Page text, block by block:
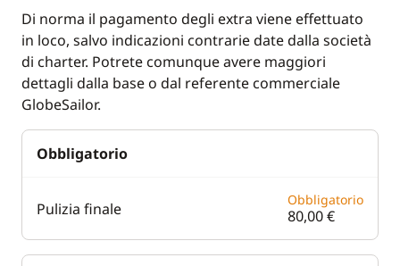
Di norma il pagamento degli extra viene effettuato
in loco, salvo indicazioni contrarie date dalla società
di charter. Potrete comunque avere maggiori
dettagli dalla base o dal referente commerciale
GlobeSailor.
Obbligatorio
Pulizia finale Obbligatorio
80,00 €